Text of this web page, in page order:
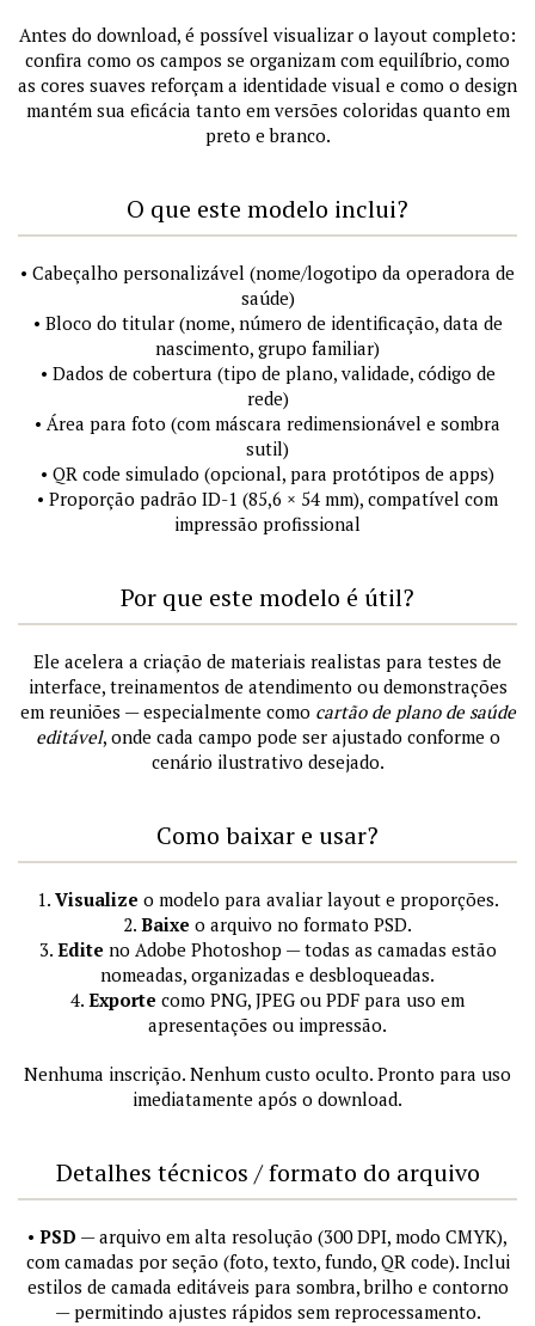
Antes do download, é possível visualizar o layout completo:
confira como os campos se organizam com equilíbrio, como
as cores suaves reforçam a identidade visual e como o design
mantém sua eficácia tanto em versões coloridas quanto em
preto e branco.
O que este modelo inclui?
• Cabeçalho personalizável (nome/logotipo da operadora de
saúde)
• Bloco do titular (nome, número de identificação, data de
nascimento, grupo familiar)
• Dados de cobertura (tipo de plano, validade, código de
rede)
• Área para foto (com máscara redimensionável e sombra
sutil)
• QR code simulado (opcional, para protótipos de apps)
• Proporção padrão ID-1 (85,6 × 54 mm), compatível com
impressão profissional
Por que este modelo é útil?
Ele acelera a criação de materiais realistas para testes de
interface, treinamentos de atendimento ou demonstrações
em reuniões — especialmente como cartão de plano de saúde
editável, onde cada campo pode ser ajustado conforme o
cenário ilustrativo desejado.
Como baixar e usar?
1. Visualize o modelo para avaliar layout e proporções.
2. Baixe o arquivo no formato PSD.
3. Edite no Adobe Photoshop — todas as camadas estão
nomeadas, organizadas e desbloqueadas.
4. Exporte como PNG, JPEG ou PDF para uso em
apresentações ou impressão.
Nenhuma inscrição. Nenhum custo oculto. Pronto para uso
imediatamente após o download.
Detalhes técnicos / formato do arquivo
• PSD — arquivo em alta resolução (300 DPI, modo CMYK),
com camadas por seção (foto, texto, fundo, QR code). Inclui
estilos de camada editáveis para sombra, brilho e contorno
— permitindo ajustes rápidos sem reprocessamento.